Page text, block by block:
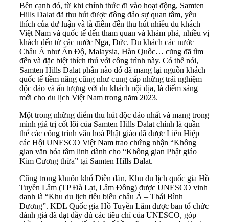
Bên cạnh đó, từ khi chính thức đi vào hoạt động, Samten
Hills Dalat đã thu hút được đông đảo sự quan tâm, yêu
thích của dư luận và là điểm đến thu hút nhiều du khách
Việt Nam và quốc tế đến tham quan và khám phá, nhiều vị
khách đến từ các nước Nga, Đức. Du khách các nước
Châu Á như Ấn Độ, Malaysia, Hàn Quốc… cũng đã tìm
đến và đặc biệt thích thú với công trình này. Có thể nói,
Samten Hills Dalat phần nào đó đã mang lại nguồn khách
quốc tế tiềm năng cũng như cung cấp những trải nghiệm
độc đáo và ấn tượng với du khách nội địa, là điểm sáng
mới cho du lịch Việt Nam trong năm 2023.
Một trong những điểm thu hút độc đáo nhất và mang trong
mình giá trị cốt lõi của Samten Hills Dalat chính là quần
thể các công trình văn hoá Phật giáo đã được Liên Hiệp
các Hội UNESCO Việt Nam trao chứng nhận “Không
gian văn hóa tâm linh dành cho “Không gian Phật giáo
Kim Cương thừa” tại Samten Hills Dalat.
Cũng trong khuôn khổ Diễn đàn, Khu du lịch quốc gia Hồ
Tuyền Lâm (TP Đà Lạt, Lâm Đồng) được UNESCO vinh
danh là “Khu du lịch tiêu biểu châu Á – Thái Bình
Dương”. KDL Quốc gia Hồ Tuyền Lâm được ban tổ chức
đánh giá đã đạt đầy đủ các tiêu chí của UNESCO, góp